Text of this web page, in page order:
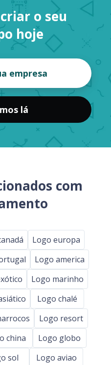
o seu
hoje
lá
com
Logo europa
Logo america
Logo marinho
Logo chalé
Logo resort
china
Logo globo
sol
Logo aviao